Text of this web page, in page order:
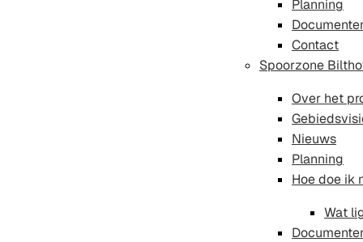
Planning
Contact
Spoorzone
Over het
Nieuws
Planning
Hoe doe ik
Wat